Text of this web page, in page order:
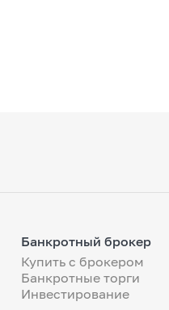
Банкротный брокер
Купить с брокером
Банкротные торги
Инвестирование